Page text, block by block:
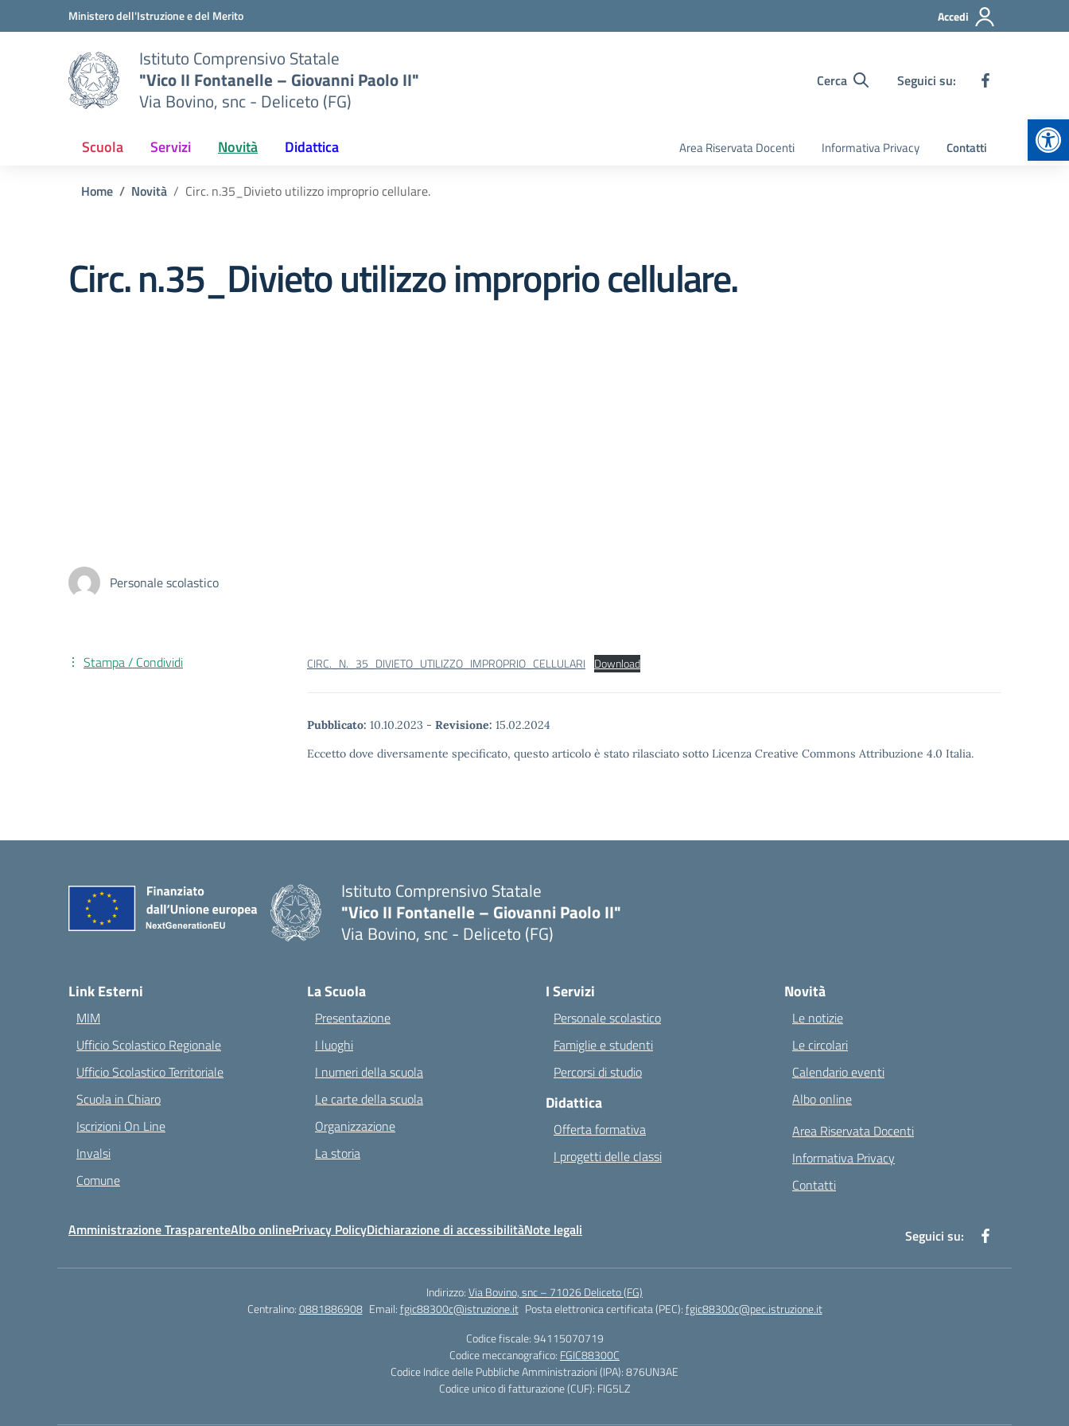
Vai ai contenuti
Vai al menu di navigazioneMinistero dell'Istruzione e del Merito Accedi
Istituto Comprensivo Statale
"Vico II Fontanelle – Giovanni Paolo II"
Via Bovino, snc - Deliceto (FG)
Cerca Seguici su:
Scuola Servizi Novità Didattica Area Riservata Docenti Informativa Privacy Contatti
Home Novità Circ. n.35_Divieto utilizzo improprio cellulare.
Circ. n.35_Divieto utilizzo improprio cellulare.
Personale scolastico
CIRC._N._35_DIVIETO_UTILIZZO_IMPROPRIO_CELLULARI Download
Pubblicato: 10.10.2023 - Revisione: 15.02.2024
Eccetto dove diversamente specificato, questo articolo è stato rilasciato sotto Licenza Creative Commons Attribuzione 4.0 Italia.
Stampa / Condividi
Istituto Comprensivo Statale
"Vico II Fontanelle – Giovanni Paolo II"
Via Bovino, snc - Deliceto (FG)
Link Esterni
MIM
Ufficio Scolastico Regionale
Ufficio Scolastico Territoriale
Scuola in Chiaro
Iscrizioni On Line
Invalsi
Comune
La Scuola
Presentazione
I luoghi
I numeri della scuola
Le carte della scuola
Organizzazione
La storia
I Servizi
Personale scolastico
Famiglie e studenti
Percorsi di studio
Didattica
Offerta formativa
I progetti delle classi
Novità
Le notizie
Le circolari
Calendario eventi
Albo online
Area Riservata Docenti
Informativa Privacy
Contatti
Amministrazione TrasparenteAlbo onlinePrivacy PolicyDichiarazione di accessibilitàNote legali Seguici su:
Indirizzo:Via Bovino, snc – 71026 Deliceto (FG)
Centralino:0881886908 Email:fgic88300c@istruzione.it Posta elettronica certificata (PEC):fgic88300c@pec.istruzione.it
Codice fiscale: 94115070719
Codice meccanografico: FGIC88300C
Codice Indice delle Pubbliche Amministrazioni (IPA): 876UN3AE
Codice unico di fatturazione (CUF): FIG5LZ